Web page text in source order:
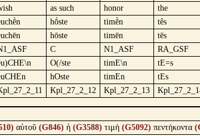
as such honor
the
hṓste timḕn
tês
hōste timēn
tēs
C N1_ASF
RA_GSF
O(/ste timE\n
tE=s
hOste timEn
tEs
Kpl_27_2_12 Kpl_27_2_13
αὐτοῦ (G846) ἡ (G3588) τιμὴ (G5092) πεντήκοντα